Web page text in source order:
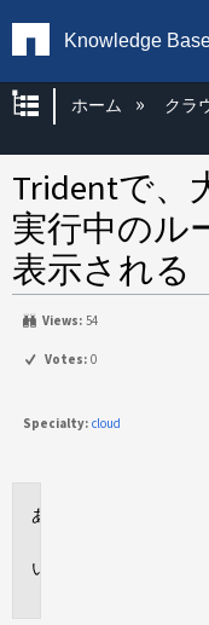
Knowledge
グローバル
ホーム クラ
Tridentで、
実行中のル
表示される
Views: 54
Votes: 0
Specialty: cloud